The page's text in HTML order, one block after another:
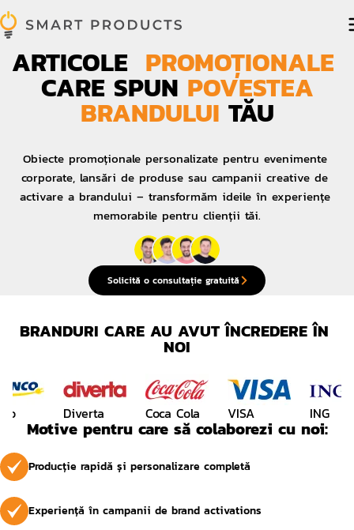
ARTICOLE PROMOȚIONALE
CARE SPUN POVESTEA
BRANDULUI TĂU
Obiecte promoționale personalizate pentru evenimente
corporate, lansări de produse sau campanii creative de
activare a brandului – transformăm ideile în experiențe
memorabile pentru clienții tăi.
Solicită o consultație gratuită
BRANDURI CARE AU AVUT ÎNCREDERE ÎN
NOI
Diverta Coca Cola VISA ING
Motive pentru care să colaborezi cu noi:
Producție rapidă și personalizare completă
Experiență în campanii de brand activations